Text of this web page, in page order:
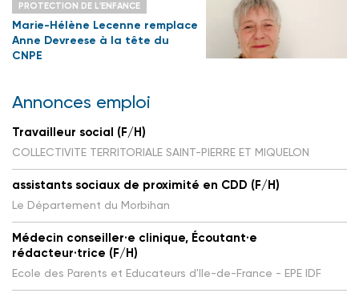
PROTECTION DE L'ENFANCE
Marie-Hélène Lecenne remplace
Anne Devreese à la tête du
CNPE
Annonces emploi
Travailleur social (F/H)
COLLECTIVITE TERRITORIALE SAINT-PIERRE ET MIQUELON
assistants sociaux de proximité en CDD (F/H)
Le Département du Morbihan
Médecin conseiller·e clinique, Écoutant·e
rédacteur·trice (F/H)
Ecole des Parents et Educateurs d'Ile-de-France - EPE IDF